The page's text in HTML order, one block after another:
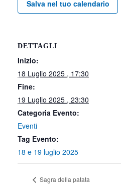
Salva nel tuo calendario
DETTAGLI
Inizio:
18 Luglio 2025 , 17:30
Fine:
19 Luglio 2025 , 23:30
Categoria Evento:
Eventi
Tag Evento:
18 e 19 luglio 2025
Sagra della patata